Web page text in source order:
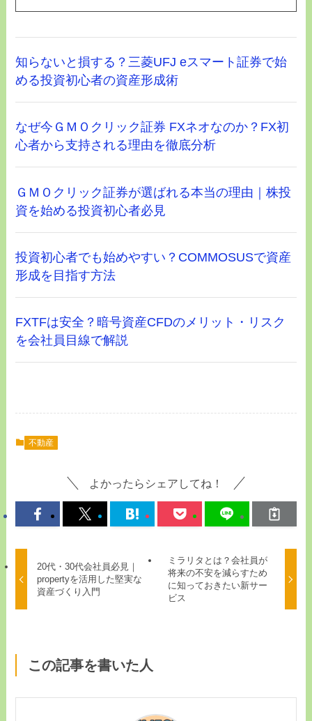
知らないと損する？三菱UFJ eスマート証券で始
める投資初心者の資産形成術
なぜ今ＧＭＯクリック証券 FXネオなのか？FX初
心者から支持される理由を徹底分析
ＧＭＯクリック証券が選ばれる本当の理由｜株投
資を始める投資初心者必見
投資初心者でも始めやすい？COMMOSUSで資産
形成を目指す方法
FXTFは安全？暗号資産CFDのメリット・リスク
を会社員目線で解説
不動産
よかったらシェアしてね！
20代・30代会社員必見｜
propertyを活用した堅実な
資産づくり入門
ミラリタとは？会社員が
将来の不安を減らすため
に知っておきたい新サー
ビス
この記事を書いた人